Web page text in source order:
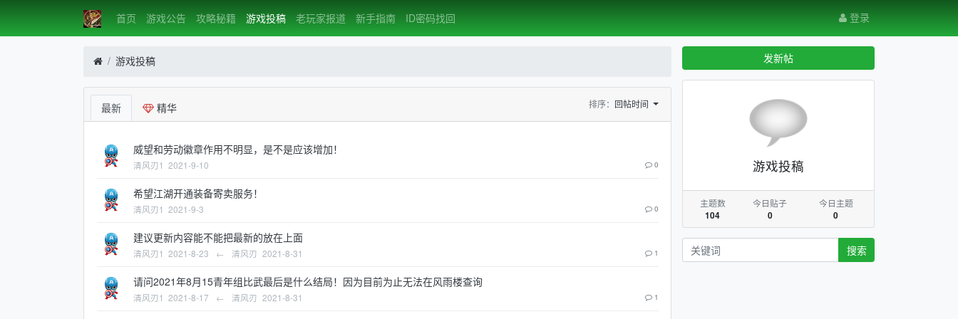
首页 游戏公告 攻略秘籍 游戏投稿 老玩家报道 新手指南 ID密码找回 登录
游戏投稿
最新 精华 排序： 回帖时间
威望和劳动徽章作用不明显，是不是应该增加！
清风刃1 2021-9-10 0
希望江湖开通装备寄卖服务！
清风刃1 2021-9-3 0
建议更新内容能不能把最新的放在上面
清风刃1 2021-8-23 ← 清风刃 2021-8-31 1
请问2021年8月15青年组比武最后是什么结局！因为目前为止无法在风雨楼查询
清风刃1 2021-8-17 ← 清风刃 2021-8-31 1
发新帖
游戏投稿
主题数
104
今日贴子
0
今日主题
0
搜索